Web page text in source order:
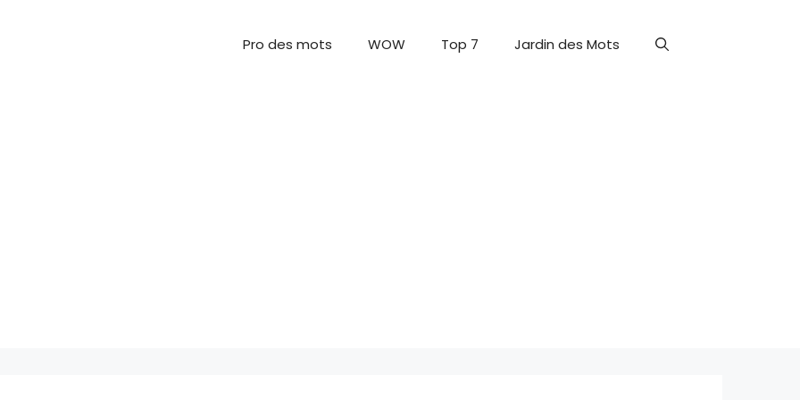
Pro des mots WOW Top 7 Jardin des Mots